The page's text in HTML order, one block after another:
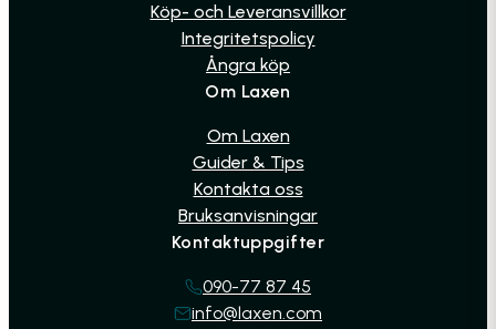
Köp- och Leveransvillkor
Integritetspolicy
Ångra köp
Om Laxen
Om Laxen
Guider & Tips
Kontakta oss
Bruksanvisningar
Kontaktuppgifter
090-77 87 45
info@laxen.com